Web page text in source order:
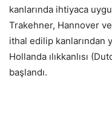
kanlarında ihtiyaca
Trakehner, Hannover ve
ithal edilip kanlarından
Hollanda ılıkkanlısı
başlandı.